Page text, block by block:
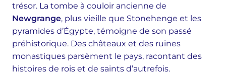
trésor. La tombe à couloir ancienne de
Newgrange, plus vieille que Stonehenge et les
pyramides d’Égypte, témoigne de son passé
préhistorique. Des châteaux et des ruines
monastiques parsèment le pays, racontant des
histoires de rois et de saints d’autrefois.